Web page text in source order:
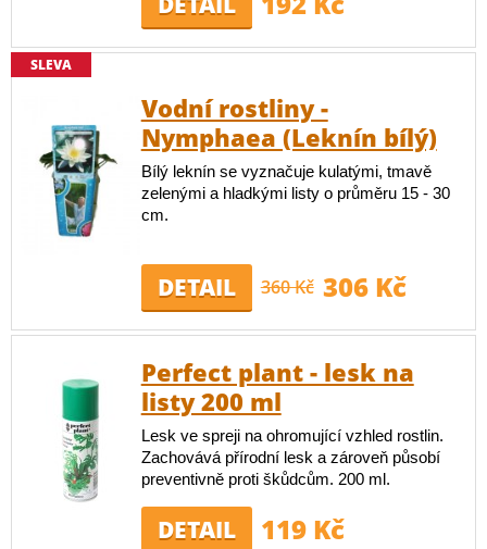
SLEVA
Vodní rostliny -
Nymphaea (Leknín bílý)
Bílý leknín se vyznačuje kulatými, tmavě
zelenými a hladkými listy o průměru 15 - 30
cm.
DETAIL 360 Kč 306 Kč
Perfect plant - lesk na
listy 200 ml
Lesk ve spreji na ohromující vzhled rostlin.
Zachovává přírodní lesk a zároveň působí
preventivně proti škůdcům. 200 ml.
DETAIL 119 Kč